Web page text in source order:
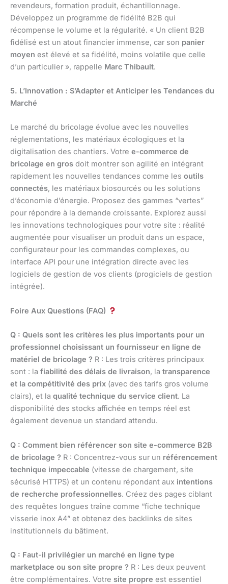
revendeurs, formation produit, échantillonnage.
Développez un programme de fidélité B2B qui
récompense le volume et la régularité. « Un client B2B
fidélisé est un atout financier immense, car son panier
moyen est élevé et sa fidélité, moins volatile que celle
d’un particulier », rappelle Marc Thibault.
5. L’Innovation : S’Adapter et Anticiper les Tendances du
Marché
Le marché du bricolage évolue avec les nouvelles
réglementations, les matériaux écologiques et la
digitalisation des chantiers. Votre e-commerce de
bricolage en gros doit montrer son agilité en intégrant
rapidement les nouvelles tendances comme les outils
connectés, les matériaux biosourcés ou les solutions
d’économie d’énergie. Proposez des gammes “vertes”
pour répondre à la demande croissante. Explorez aussi
les innovations technologiques pour votre site : réalité
augmentée pour visualiser un produit dans un espace,
configurateur pour les commandes complexes, ou
interface API pour une intégration directe avec les
logiciels de gestion de vos clients (progiciels de gestion
intégrée).
Foire Aux Questions (FAQ)
Q : Quels sont les critères les plus importants pour un
professionnel choisissant un fournisseur en ligne de
matériel de bricolage ? R : Les trois critères principaux
sont : la fiabilité des délais de livraison, la transparence
et la compétitivité des prix (avec des tarifs gros volume
clairs), et la qualité technique du service client. La
disponibilité des stocks affichée en temps réel est
également devenue un standard attendu.
Q : Comment bien référencer son site e-commerce B2B
de bricolage ? R : Concentrez-vous sur un référencement
technique impeccable (vitesse de chargement, site
sécurisé HTTPS) et un contenu répondant aux intentions
de recherche professionnelles. Créez des pages ciblant
des requêtes longues traîne comme “fiche technique
visserie inox A4” et obtenez des backlinks de sites
institutionnels du bâtiment.
Q : Faut-il privilégier un marché en ligne type
marketplace ou son site propre ? R : Les deux peuvent
être complémentaires. Votre site propre est essentiel